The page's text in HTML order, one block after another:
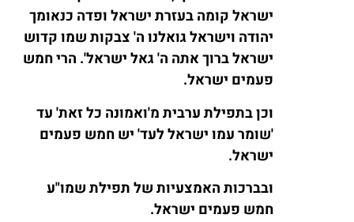
ישראל קומה בעזרת ישראל ופדה כנאומך
יהודה וישראל גואלנו ה' צבקות שמו קדוש
ישראל ברוך אתה ה' גאל ישראל'. הרי חמש
פעמים ישראל.
וכן בתפילת ערבית מ'ואמונה כל זאת' עד
'שומר עמו ישראל לעד' יש חמש פעמים
ישראל.
ובברכות האמצעיות של תפילת שמו"ע
חמש פעמים ישראל.